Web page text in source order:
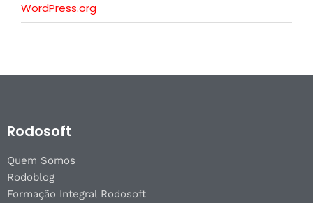
WordPress.org
Rodosoft
Quem Somos
Rodoblog
Formação Integral Rodosoft